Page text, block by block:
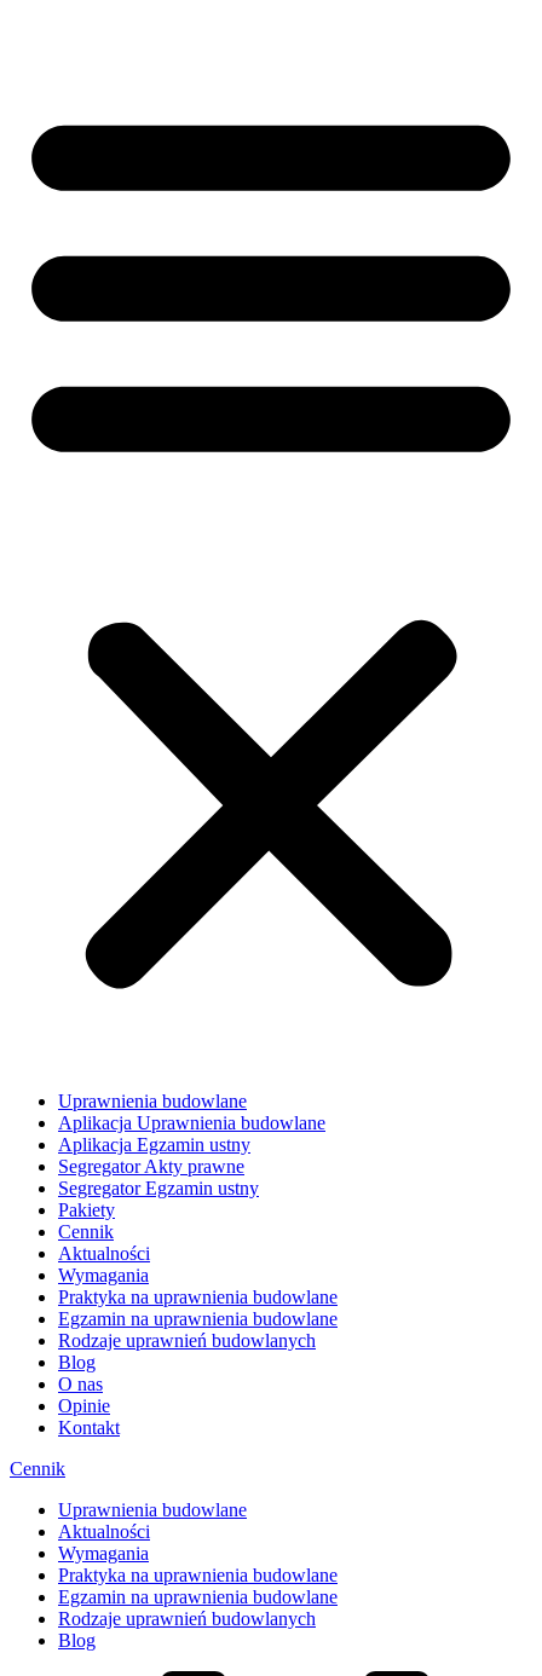
Uprawnienia budowlane
Aplikacja Uprawnienia budowlane
Aplikacja Egzamin ustny
Segregator Akty prawne
Segregator Egzamin ustny
Pakiety
Cennik
Aktualności
Wymagania
Praktyka na uprawnienia budowlane
Egzamin na uprawnienia budowlane
Rodzaje uprawnień budowlanych
Blog
O nas
Opinie
Kontakt
Cennik
Uprawnienia budowlane
Aktualności
Wymagania
Praktyka na uprawnienia budowlane
Egzamin na uprawnienia budowlane
Rodzaje uprawnień budowlanych
Blog